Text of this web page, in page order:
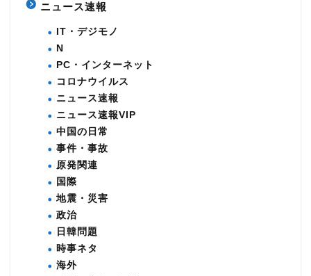
ニュース速報
IT・デジモノ
N
PC・インターネット
コロナウイルス
ニュース速報
ニュース速報VIP
中国の日常
事件・事故
原発関連
国際
地震・災害
政治
日韓問題
時事ネタ
海外